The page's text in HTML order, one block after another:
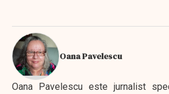
Oana Pavelescu
Oana Pavelescu este jurnalist